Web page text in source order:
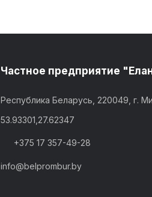
Частное предприятие
Республика Беларусь, 220049, г.
53.93301,27.62347
+375 17 357-49-28
info@belprombur.by